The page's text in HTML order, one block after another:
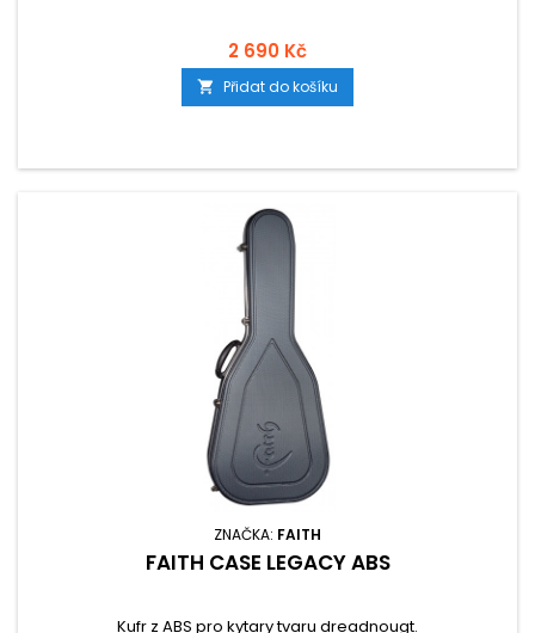
2 690 Kč
 Přidat do košíku
ZNAČKA: FAITH
FAITH CASE LEGACY ABS
Kufr z ABS pro kytary tvaru dreadnougt.